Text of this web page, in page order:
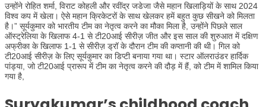
उन्होंने रोहित शर्मा, विराट कोहली और रवींद्र जडेजा जैसे महान खिलाड़ियों के साथ 2024
विश्व कप में खेला। ऐसे महान क्रिकेटरों के साथ खेलकर हमें बहुत कुछ सीखने को मिलता
है।” सूर्यकुमार को भारतीय टीम का नेतृत्व करने का मौका मिला है, उन्होंने पिछले साल
ऑस्ट्रेलिया के खिलाफ 4-1 से टी20आई सीरीज़ जीत और इस साल की शुरुआत में दक्षिण
अफ्रीका के खिलाफ 1-1 से सीरीज़ ड्रॉ के दौरान टीम की कप्तानी की थी। गिल को
टी20आई सीरीज़ के लिए सूर्यकुमार का डिप्टी बनाया गया था। स्टार ऑलराउंडर हार्दिक
पांड्या, जो टी20आई प्रारूप में टीम का नेतृत्व करने की दौड़ में हैं, को टीम में शामिल किया
गया है,